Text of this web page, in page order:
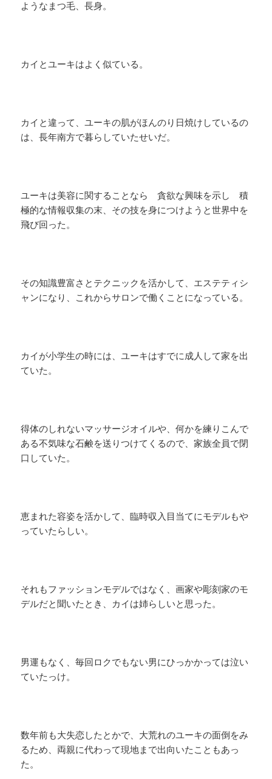
ようなまつ毛、長身。
カイとユーキはよく似ている。
カイと違って、ユーキの肌がほんのり日焼けしているの
は、長年南方で暮らしていたせいだ。
ユーキは美容に関することなら 貪欲な興味を示し 積
極的な情報収集の末、その技を身につけようと世界中を
飛び回った。
その知識豊富さとテクニックを活かして、エステティシ
ャンになり、これからサロンで働くことになっている。
カイが小学生の時には、ユーキはすでに成人して家を出
ていた。
得体のしれないマッサージオイルや、何かを練りこんで
ある不気味な石鹸を送りつけてくるので、家族全員で閉
口していた。
恵まれた容姿を活かして、臨時収入目当てにモデルもや
っていたらしい。
それもファッションモデルではなく、画家や彫刻家のモ
デルだと聞いたとき、カイは姉らしいと思った。
男運もなく、毎回ロクでもない男にひっかかっては泣い
ていたっけ。
数年前も大失恋したとかで、大荒れのユーキの面倒をみ
るため、両親に代わって現地まで出向いたこともあっ
た。